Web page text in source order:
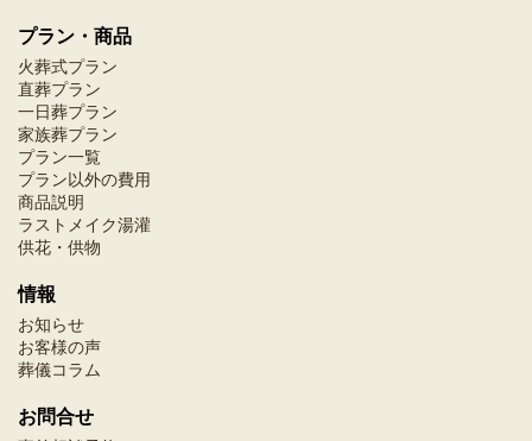
プラン・商品
火葬式プラン
直葬プラン
一日葬プラン
家族葬プラン
プラン一覧
プラン以外の費用
商品説明
ラストメイク湯灌
供花・供物
情報
お知らせ
お客様の声
葬儀コラム
お問合せ